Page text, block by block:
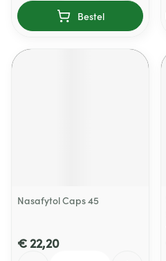
Bestel
Nasafytol Caps 45
€ 22,20